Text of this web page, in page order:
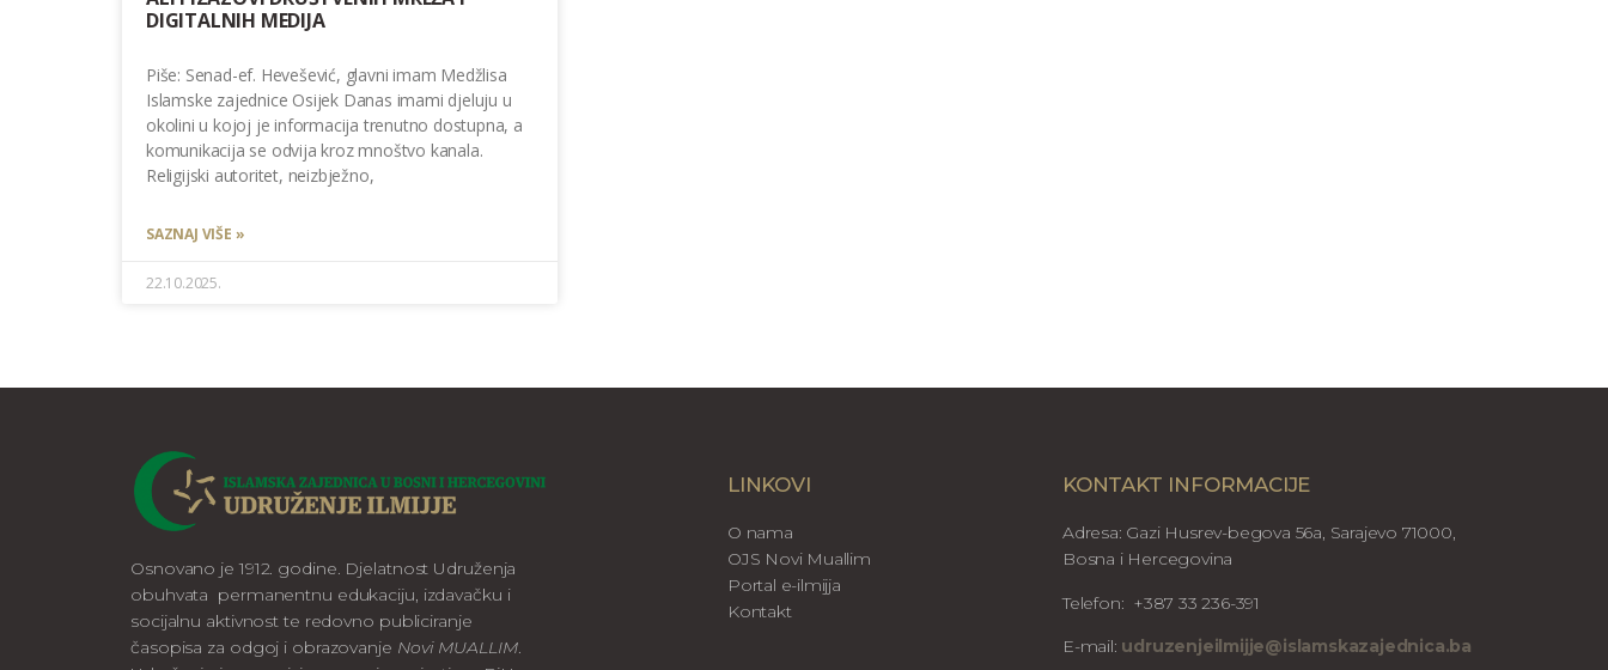
DIGITALNIH MEDIJA
Piše: Senad-ef. Hevešević, glavni imam Medžlisa
Islamske zajednice Osijek Danas imami djeluju u
okolini u kojoj je informacija trenutno dostupna, a
komunikacija se odvija kroz mnoštvo kanala.
Religijski autoritet, neizbježno,
SAZNAJ VIŠE »
22.10.2025.
Osnovano je 1912. godine. Djelatnost Udruženja
obuhvata permanentnu edukaciju, izdavačku i
socijalnu aktivnost te redovno publiciranje
časopisa za odgoj i obrazovanje Novi MUALLIM.
LINKOVI
O nama
OJS Novi Muallim
Portal e-ilmijja
Kontakt
KONTAKT INFORMACIJE
Adresa: Gazi Husrev-begova 56a, Sarajevo 71000,
Bosna i Hercegovina
Telefon: +387 33 236-391
E-mail: udruzenjeilmijje@islamskazajednica.ba